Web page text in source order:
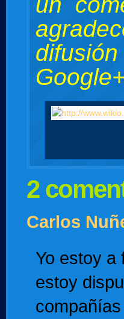
2
Carlos
Yo estoy a
estoy